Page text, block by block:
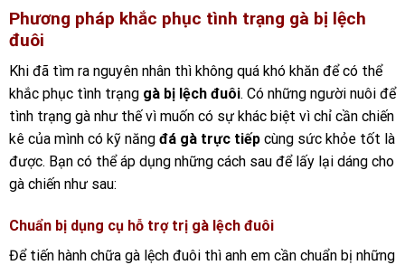
Phương pháp khắc phục tình trạng gà bị lệch
đuôi
Khi đã tìm ra nguyên nhân thì không quá khó khăn để có thể
khắc phục tình trạng gà bị lệch đuôi. Có những người nuôi để
tình trạng gà như thế vì muốn có sự khác biệt vì chỉ cần chiến
kê của mình có kỹ năng đá gà trực tiếp cùng sức khỏe tốt là
được. Bạn có thể áp dụng những cách sau để lấy lại dáng cho
gà chiến như sau:
Chuẩn bị dụng cụ hỗ trợ trị gà lệch đuôi
Để tiến hành chữa gà lệch đuôi thì anh em cần chuẩn bị những